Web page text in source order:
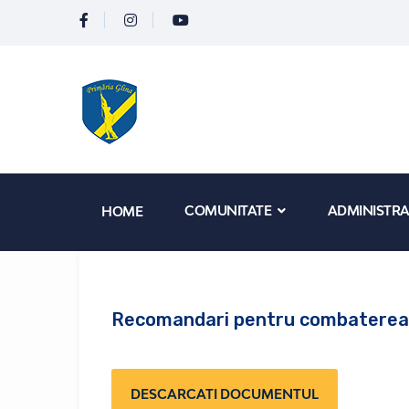
HOME COMUNITATE
Recomandari pentru
DESCARCATI DOCUMENTUL